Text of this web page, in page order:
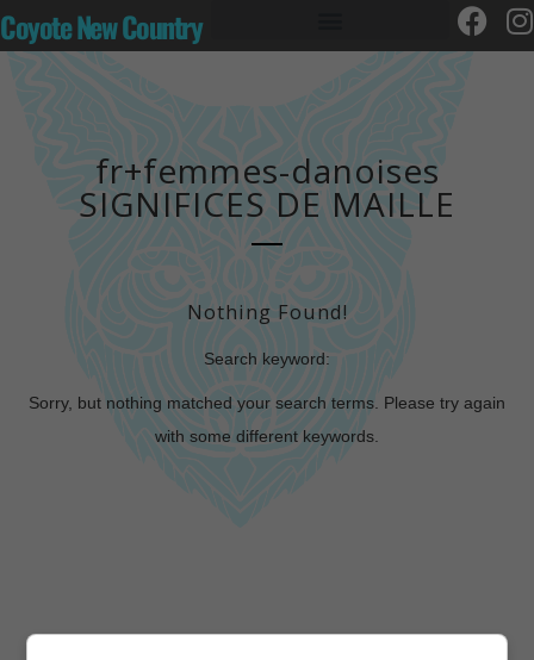
Coyote New Country
fr+femmes-danoises
SIGNIFICES DE MAILLE
Nothing Found!
Search keyword:
Sorry, but nothing matched your search terms. Please try again
with some different keywords.